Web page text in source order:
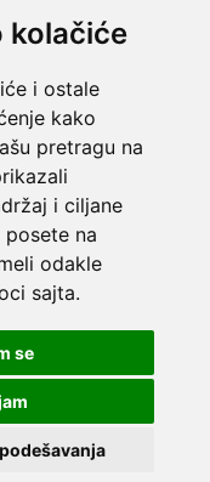
kolačiće
i ostale
kako
pretragu na
i ciljane
posete na
odakle
sajta.
se
PDV-om koji je uračunat
maksimalno koristimo sve
prikazani sa ispravnim
Ipak, ne možemo
proizvoda na ovom